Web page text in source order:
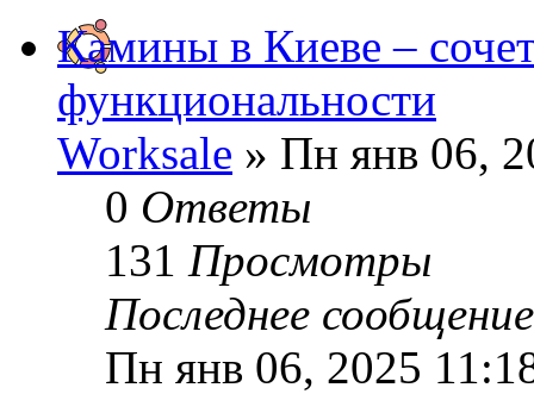
Камины в Киеве –
функциональности
Worksale » Пн янв 06,
0 Ответы
131 Просмотры
Последнее
Пн янв 06, 2025